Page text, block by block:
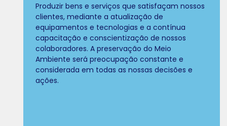
Produzir bens e serviços que satisfaçam nossos
clientes, mediante a atualização de
equipamentos e tecnologias e a contínua
capacitação e conscientização de nossos
colaboradores. A preservação do Meio
Ambiente será preocupação constante e
considerada em todas as nossas decisões e
ações.